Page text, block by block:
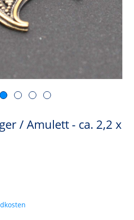
/ Amulett - ca. 2,2 x